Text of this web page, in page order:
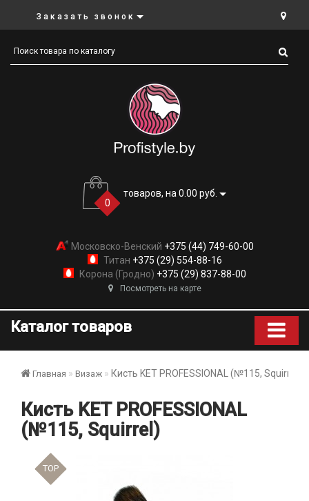
Заказать звонок
0
товаров, на 0.00 руб.
Московско-Венский +375 (44) 749-60-00
Титан +375 (29) 554-88-16
Корона (Гродно) +375 (29) 837-88-00
Посмотреть на карте
Каталог товаров
Главная Визаж Кисть KET PROFESSIONAL (№115, Squirrel)
Кисть KET PROFESSIONAL
(№115, Squirrel)
TOP